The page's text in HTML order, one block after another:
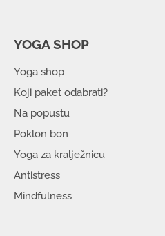
YOGA SHOP
Yoga shop
Koji paket odabrati?
Na popustu
Poklon bon
Yoga za kralježnicu
Antistress
Mindfulness